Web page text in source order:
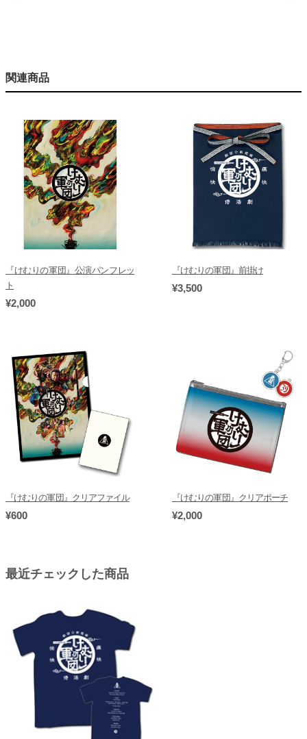
関連商品
『けむりの軍団』公演パンフレッ
ト
¥2,000
『けむりの軍団』前掛け
¥3,500
『けむりの軍団』クリアファイル
¥600
『けむりの軍団』クリアポーチ
¥2,000
最近チェックした商品